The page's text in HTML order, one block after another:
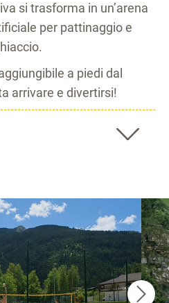
si trasforma in un’arena
per pattinaggio e
a piedi dal
arrivare e divertirsi!